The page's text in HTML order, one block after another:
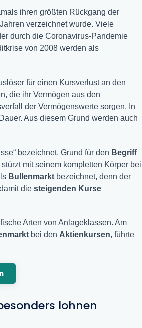
ihren größten Rückgang der
verzeichnet wurde. Viele
durch die Coronavirus-Pandemie
von 2008 werden als
für einen Kursverlust an den
die ihr Vermögen aus den
der Vermögenswerte sorgen. In
Aus diesem Grund werden auch
bezeichnet. Grund für den Begriff
mit seinem kompletten Körper bei
Bullenmarktbezeichnet, denn der
die steigenden Kurse
Arten von Anlageklassen. Am
bei den Aktienkursen, führte
lohnen